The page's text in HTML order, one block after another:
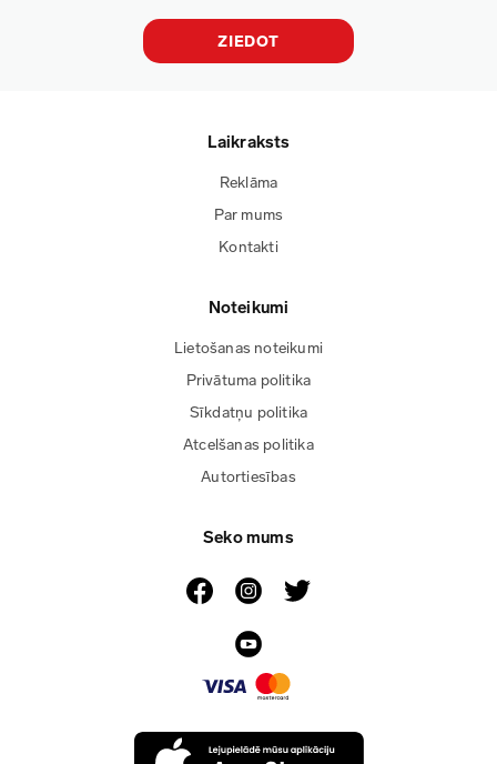
ZIEDOT
Laikraksts
Reklāma
Par mums
Kontakti
Noteikumi
Lietošanas noteikumi
Privātuma politika
Sīkdatņu politika
Atcelšanas politika
Autortiesības
Seko mums